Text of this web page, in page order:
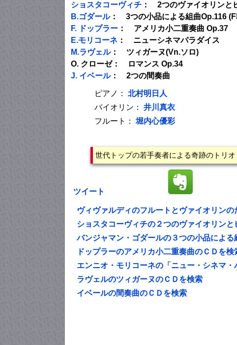
ショスタコーヴィチ ： 2つのヴァイオリンと
B.ゴダール： 3つの小品による組曲Op.116
F. ドップラー ： アメリカ小二重奏曲 Op.37
E.モリコーネ ： ニューシネマパラダイス
M.ラヴェル： ツィガーヌ(Vn.ソロ)
O. クローゼ： ロマンス Op.34
J. イベール： 2つの間奏曲
ピアノ： 北村明日人
バイオリン： 井川真衣
フルート： 堀内心優彩
世代トップの若手奏者による奇跡のトリオ
ツイート
ヴィヴァルディのフルートとヴァイオリン
ショスタコーヴィチの２つのヴァイオリン
バンジャマン・ゴダールの３つの小品による
ドップラーのアメリカ小二重奏曲のＣＤを検
エンニオ・モリコーネの「ニュー・シネマ
ラヴェルのツィガーヌのＣＤを検索
イベールの間奏曲のＣＤを検索